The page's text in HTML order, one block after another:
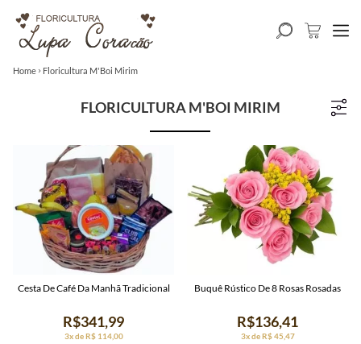
Home Floricultura M'Boi Mirim
FLORICULTURA M'BOI MIRIM
3x de R$ 114,00
R$341,99
Cesta De Café Da Manhã Tradicional
3x de R$ 45,47
R$136,41
Buquê Rústico De 8 Rosas Rosadas